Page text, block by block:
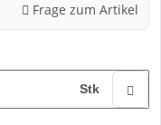
Frage zum Artikel
Stk